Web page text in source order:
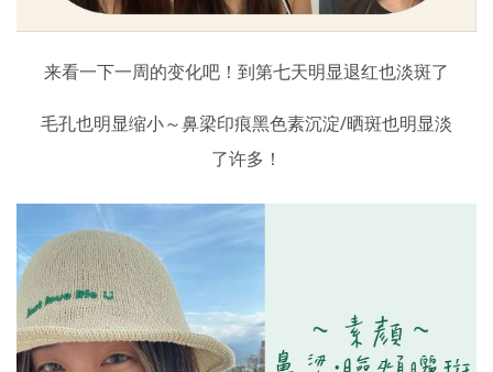
来看一下一周的变化吧！到第七天明显退红也淡斑了
毛孔也明显缩小～鼻梁印痕黑色素沉淀/晒斑也明显淡
了许多！